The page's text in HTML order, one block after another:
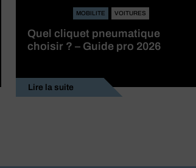
MOBILITE VOITURES
Quel cliquet pneumatique
choisir ? – Guide pro 2026
Lire la suite